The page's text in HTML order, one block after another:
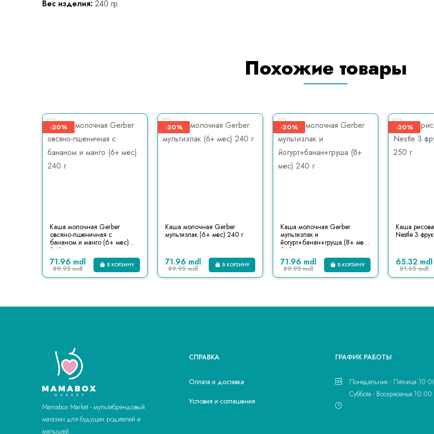
Вес изделия: 240 гр.
Похожие товары
-20%
Каша молочная Gerber
овсяно-пшеничная с
бананом и манго (6+ мес)
240 г
71.96 mdl
89.95 mdl В КОРЗИНУ
-20%
Каша молочная Gerber
мультизлак (6+ мес) 240 г
71.96 mdl
89.95 mdl В КОРЗИНУ
-20%
Каша молочная Gerber
мультизлак и
йогурт+банан+груша (8+ мес)
240 г
71.96 mdl
89.95 mdl В КОРЗИНУ
-20%
Каша
Nestle 3
65.32 mdl
81.65 mdl
Mamabox Market - мультибрендовый
магазин для будущих родителей и
малышей.
СПРАВКА
Оплата и доставка
Условия и соглашения
ГРАФИК РАБОТЫ
Понедельник - Пятница
Суббота - Воскресенье